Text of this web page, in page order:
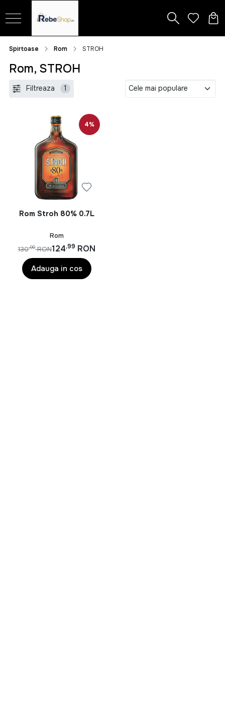
Spirtoase Rom STROH
Rom, STROH
Filtreaza 1
4%
Rom Stroh 80% 0.7L
Rom
124,99 RON
130,99 RON
Adauga in cos